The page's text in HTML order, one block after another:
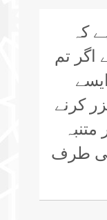
کہ
اگر تم
کرنے
کی طرف